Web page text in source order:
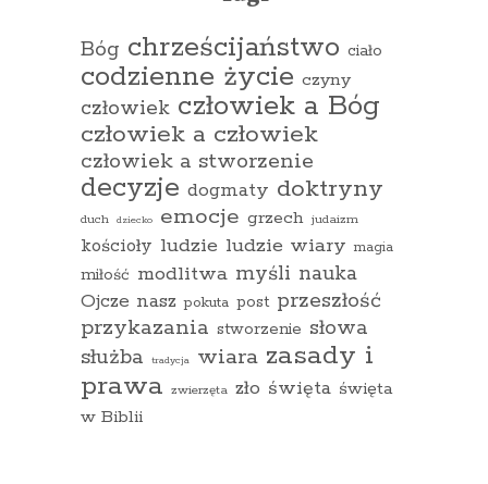
Bóg chrześcijaństwo ciało
codzienne życie czyny
człowiek człowiek a Bóg
człowiek a człowiek
człowiek a stworzenie
decyzje dogmaty doktryny
duch dziecko emocje grzech judaizm
kościoły ludzie ludzie wiary magia
miłość modlitwa myśli nauka
Ojcze nasz pokuta post przeszłość
przykazania stworzenie słowa
służba
tradycja wiara zasady i
prawa zwierzęta zło święta święta
w Biblii